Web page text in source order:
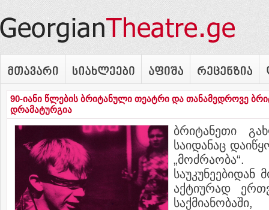
90-იანი წლების ბრიტანული თეატრი და თანამედროვე
დრამატურგია
ბრიტანეთი
საიდანაც
აქტიურად